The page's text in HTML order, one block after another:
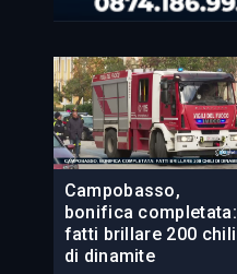
Campobasso,
bonifica completata:
fatti brillare 200 chili
di dinamite